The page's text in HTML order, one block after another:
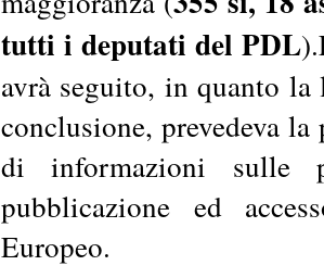
tutti i deputati del PDL
avrà seguito, in quanto
conclusione, prevedeva
di informazioni sulle
pubblicazione ed
Europeo.